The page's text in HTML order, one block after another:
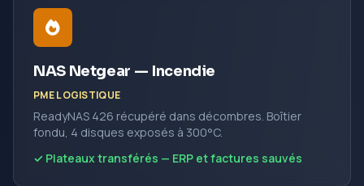
NAS Netgear — Incendie
PME LOGISTIQUE
ReadyNAS 426 récupéré dans décombres. Boîtier
fondu, 4 disques exposés à 300°C.
✓ Plateaux transférés — ERP et factures sauvés